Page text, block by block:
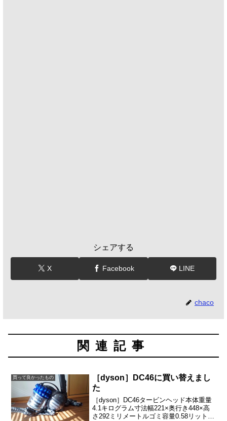
シェアする
X Facebook LINE
chaco
関連記事
買って良かったもの
［dyson］DC46に買い替えまし
た
［dyson］DC46タービンヘッド本体重量
4.1キログラム寸法幅221×奥行き448×高
さ292ミリメートルゴミ容量0.58リットル